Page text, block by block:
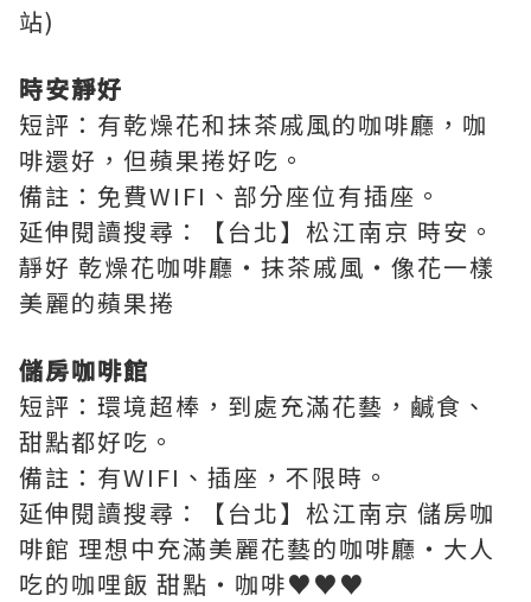
站)
時安靜好
短評：有乾燥花和抹茶戚風的咖啡廳，咖
啡還好，但蘋果捲好吃。
備註： 免費WIFI、部分座位有插座 。
延伸閱讀搜尋：【台北】松江南京 時安。
靜好 乾燥花咖啡廳‧抹茶戚風‧像花一樣
美麗的蘋果捲
儲房咖啡館
短評：環境超棒，到處充滿花藝，鹹食、
甜點都好吃。
備註：有WIFI、插座，不限時。
延伸閱讀搜尋：【台北】松江南京 儲房咖
啡館 理想中充滿美麗花藝的咖啡廳‧大人
吃的咖哩飯 甜點‧咖啡♥♥♥